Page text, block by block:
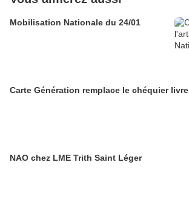
Mobilisation Nationale du 24/01
Carte Génération remplace le chéquier livre
NAO chez LME Trith Saint Léger